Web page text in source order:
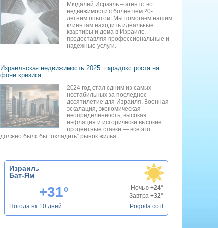
Мигдалей Исраэль – агентство
недвижимости с более чем 20-
летним опытом. Мы помогаем нашим
клиентам находить идеальные
квартиры и дома в Израиле,
предоставляя профессиональные и
надежные услуги.
Израильская недвижимость 2025: парадокс роста на
фоне кризиса
2024 год стал одним из самых
нестабильных за последнее
десятилетие для Израиля. Военная
эскалация, экономическая
неопределенность, высокая
инфляция и исторически высокие
процентные ставки — всё это
должно было бы “охладить” рынок жилья
Израиль
Бат-Ям
+31° Ночью+24°
Завтра+32°
Погода на 10 дней
Pogoda.co.il